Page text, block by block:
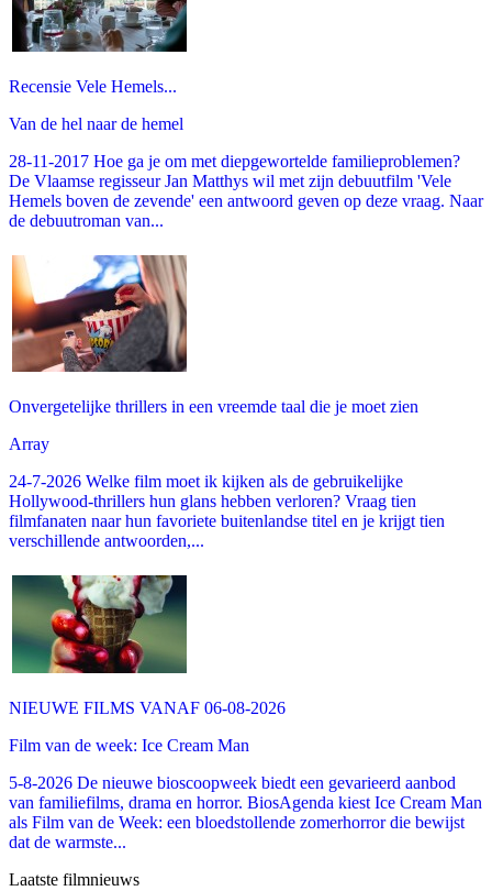
Recensie Vele Hemels...
Van de hel naar de hemel
28-11-2017 Hoe ga je om met diepgewortelde familieproblemen?
De Vlaamse regisseur Jan Matthys wil met zijn debuutfilm 'Vele
Hemels boven de zevende' een antwoord geven op deze vraag. Naar
de debuutroman van...
Onvergetelijke thrillers in een vreemde taal die je moet zien
Array
24-7-2026 Welke film moet ik kijken als de gebruikelijke
Hollywood-thrillers hun glans hebben verloren? Vraag tien
filmfanaten naar hun favoriete buitenlandse titel en je krijgt tien
verschillende antwoorden,...
NIEUWE FILMS VANAF 06-08-2026
Film van de week: Ice Cream Man
5-8-2026 De nieuwe bioscoopweek biedt een gevarieerd aanbod
van familiefilms, drama en horror. BiosAgenda kiest Ice Cream Man
als Film van de Week: een bloedstollende zomerhorror die bewijst
dat de warmste...
Laatste filmnieuws